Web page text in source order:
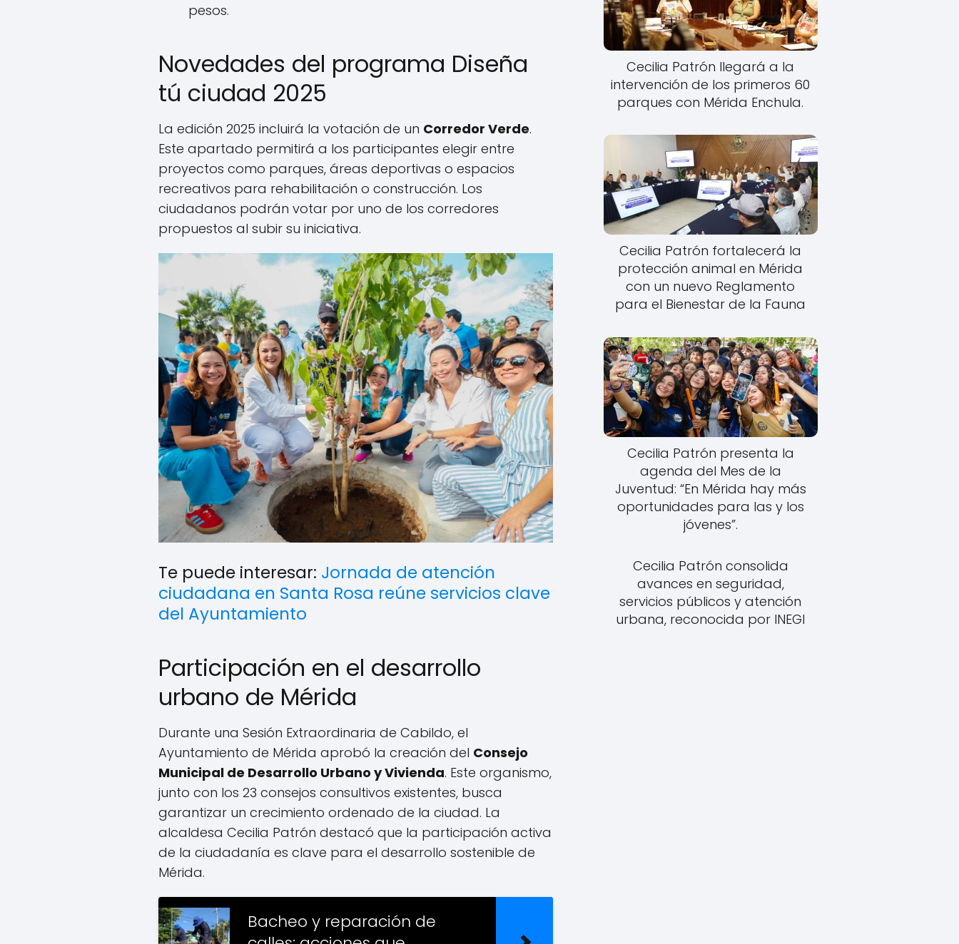
pesos.
Novedades del programa Diseña
tú ciudad 2025
La edición 2025 incluirá la votación de un Corredor Verde.
Este apartado permitirá a los participantes elegir entre
proyectos como parques, áreas deportivas o espacios
recreativos para rehabilitación o construcción. Los
ciudadanos podrán votar por uno de los corredores
propuestos al subir su iniciativa.
Te puede interesar: Jornada de atención
ciudadana en Santa Rosa reúne servicios clave
del Ayuntamiento
Participación en el desarrollo
urbano de Mérida
Durante una Sesión Extraordinaria de Cabildo, el
Ayuntamiento de Mérida aprobó la creación del Consejo
Municipal de Desarrollo Urbano y Vivienda. Este organismo,
junto con los 23 consejos consultivos existentes, busca
garantizar un crecimiento ordenado de la ciudad. La
alcaldesa Cecilia Patrón destacó que la participación activa
de la ciudadanía es clave para el desarrollo sostenible de
Mérida.
Bacheo y reparación de
Cecilia Patrón llegará a la
intervención de los primeros 60
parques con Mérida Enchula.
Cecilia Patrón fortalecerá la
protección animal en Mérida
con un nuevo Reglamento
para el Bienestar de la Fauna
Cecilia Patrón presenta la
agenda del Mes de la
Juventud: “En Mérida hay más
oportunidades para las y los
jóvenes”.
Cecilia Patrón consolida
avances en seguridad,
servicios públicos y atención
urbana, reconocida por INEGI